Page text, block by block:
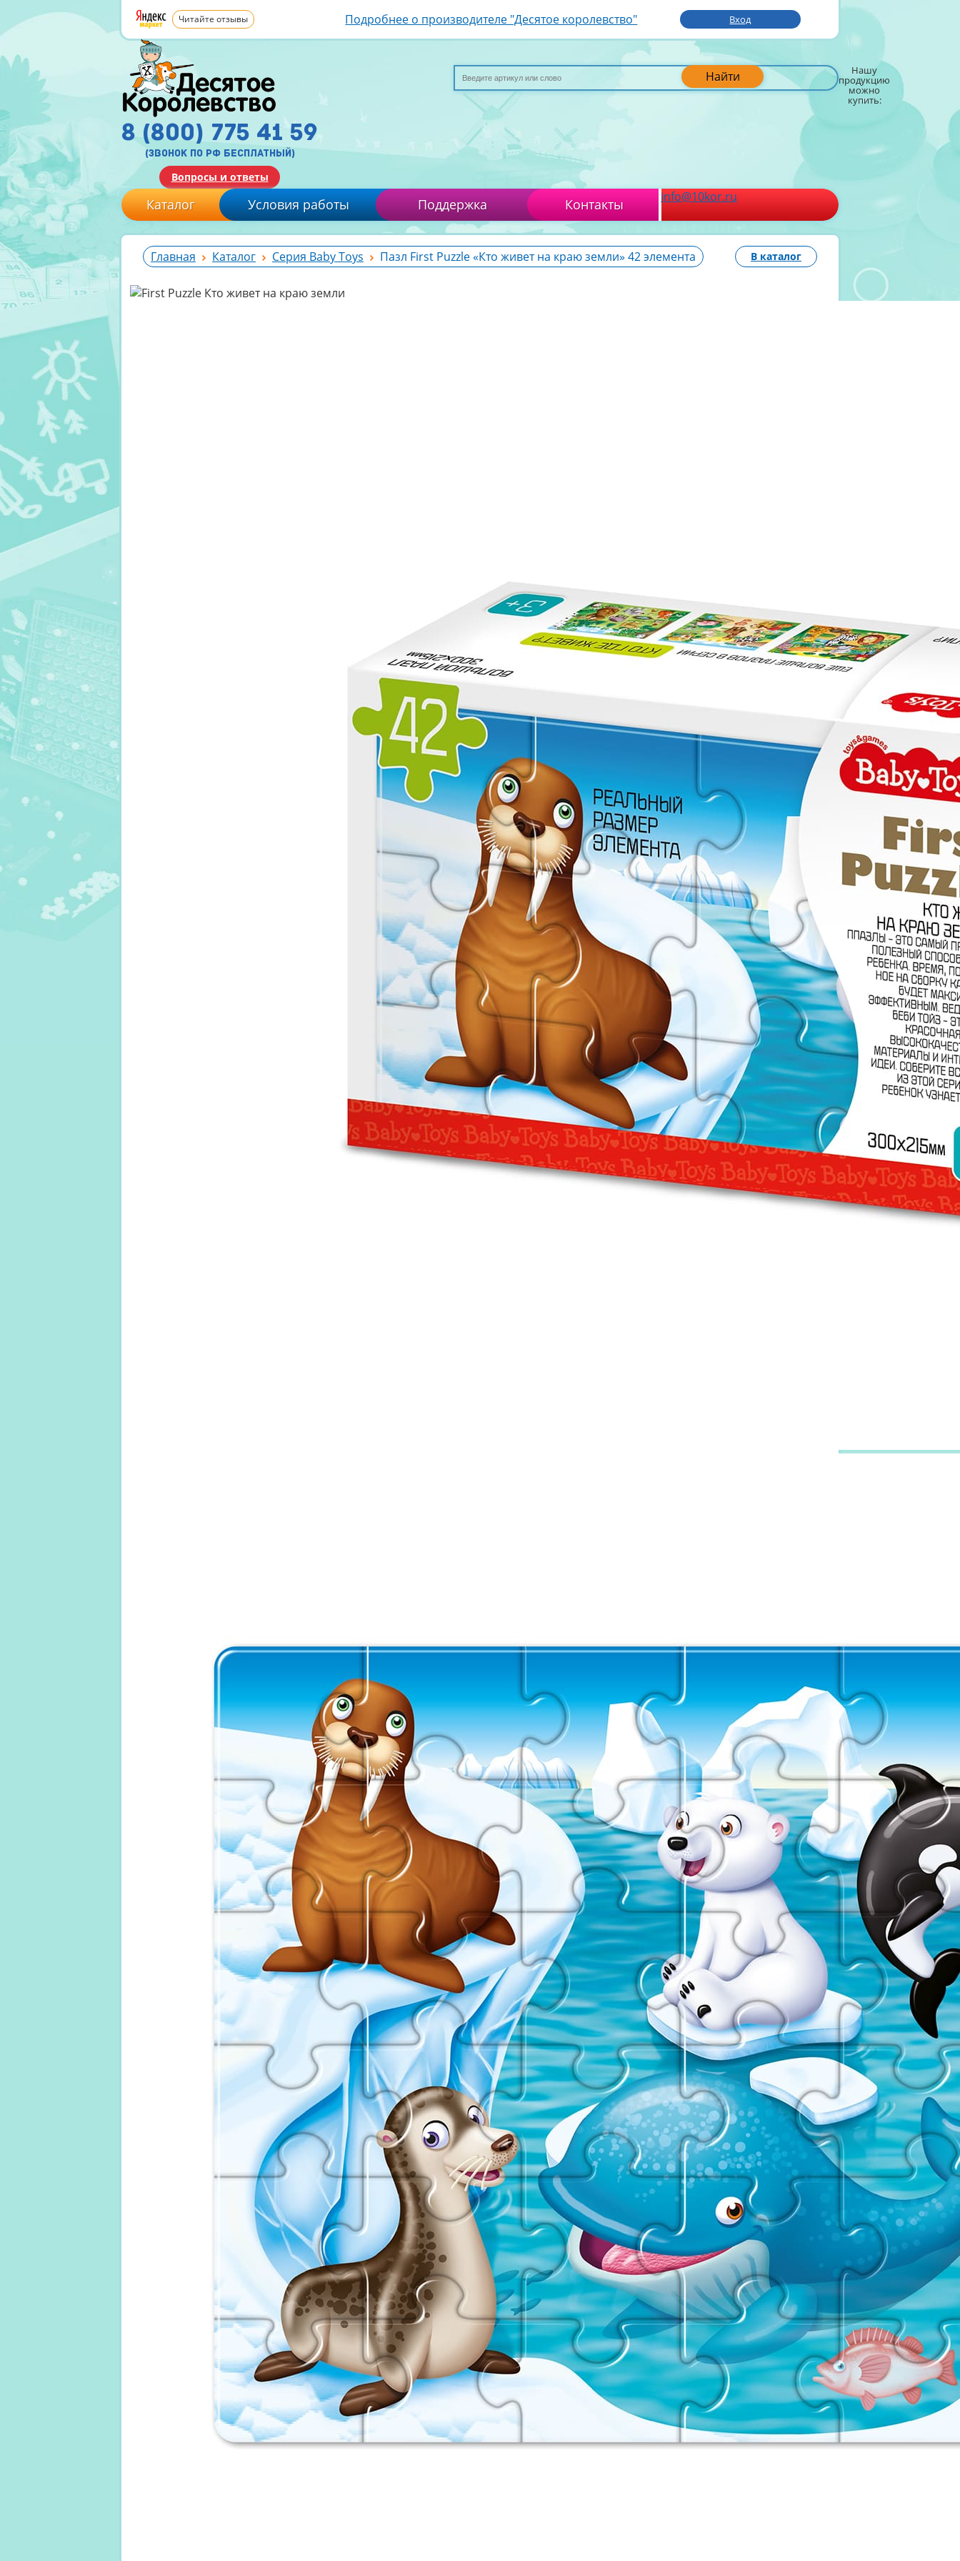
Читайте отзывы Подробнее о производителе "Десятое королевство" Вход
Найти Нашу
продукцию
можно
купить:
8 (800) 775 41 59
(звонок по рф бесплатный)
Вопросы и ответы
Каталог Условия работы Поддержка Контакты info@10kor.ru
Главная Каталог Серия Baby Toys Пазл First Puzzle «Кто живет на краю земли» 42 элемента В каталог